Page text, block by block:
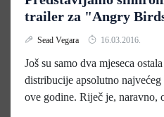
trailer za "Angry
Sead Vegara 16.03.2016.
Još su samo dva mjeseca
distribucije apsolutno
ove godine. Riječ je, naravno,